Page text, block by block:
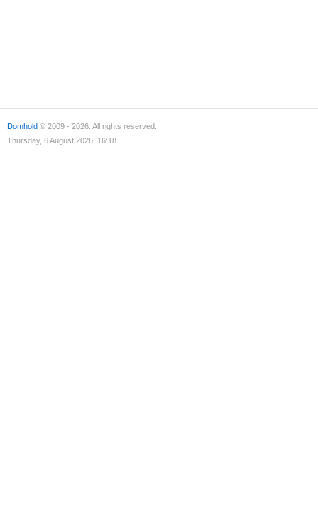
Domhold © 2009 - 2026. All rights reserved.
Thursday, 6 August 2026, 16:18